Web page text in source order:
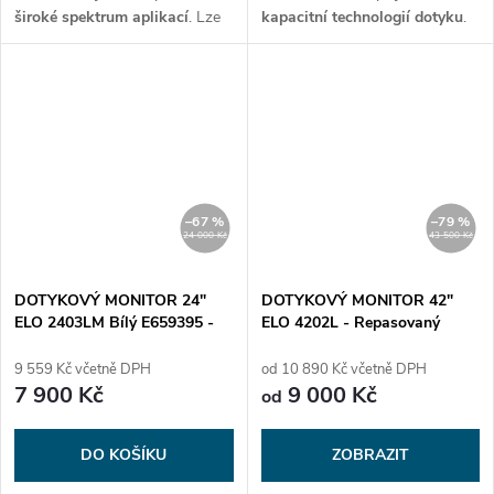
široké spektrum aplikací. Lze
jej použít v pokladních
restauracích, ale i v lékárnách či
kapacitní technologií dotyku.
ELO 2702Lje určený především
port. Dotyková plocha je
k monitoru připojená přesUSB
24 000 Kč
–67 %
DOTYKOVÝ MONITOR 24"
ELO 2403LM Bílý E659395 -
9 559 Kč včetně DPH
7 900 Kč
DO KOŠÍKU
43 500 Kč
–79 %
DOTYKOVÝ MONITOR 42"
ELO 4202L - Repasovaný
od 10 890 Kč včetně DPH
od 9 000 Kč
ZOBRAZIT